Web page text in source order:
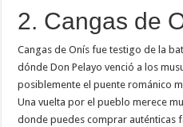
2. Cangas de
Cangas de Onís fue testigo de la
dónde Don Pelayo venció a los
posiblemente el puente románico
Una vuelta por el pueblo merece
donde puedes comprar auténticas